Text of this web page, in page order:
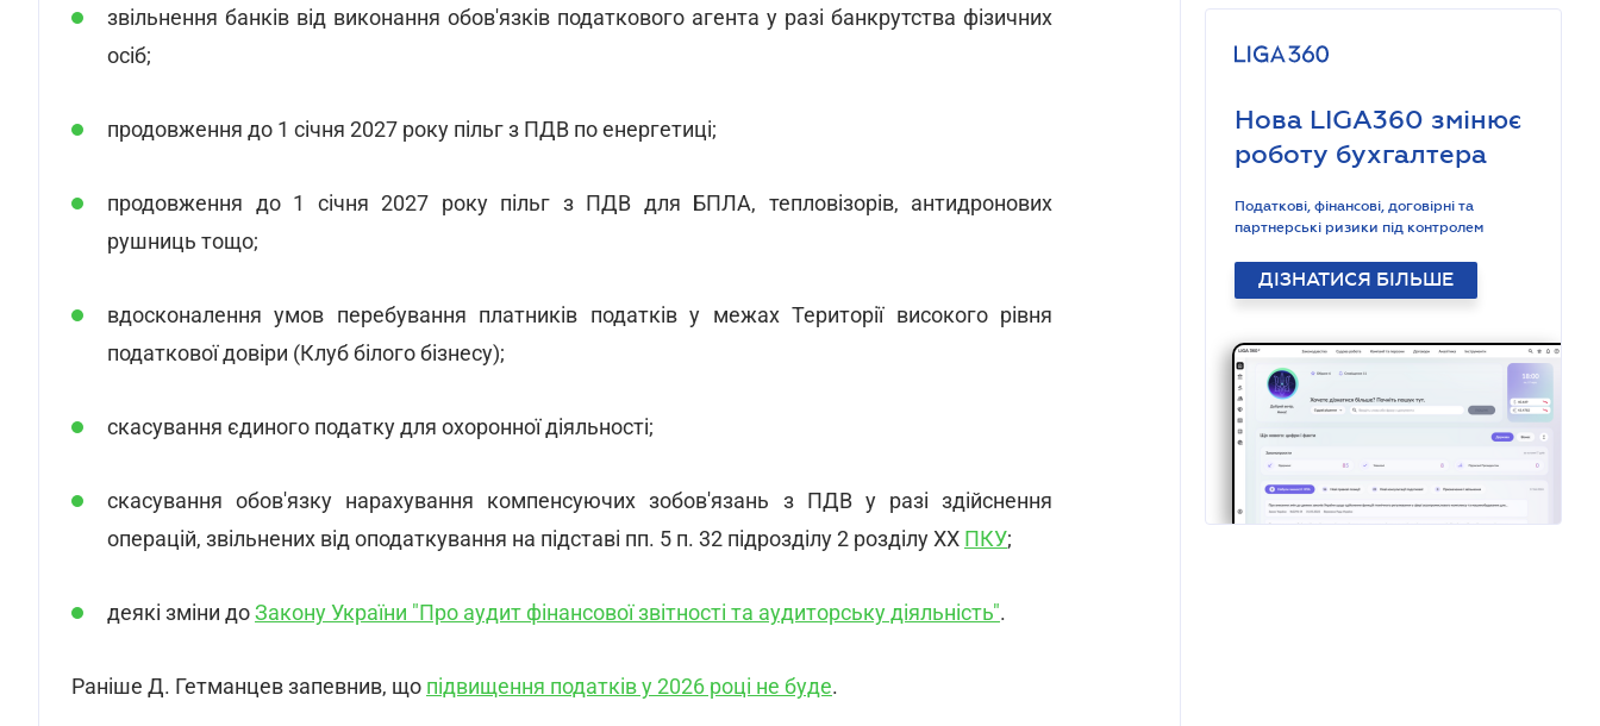
звільнення банків від виконання обов'язків податкового агента у разі банкрутства фізичних
осіб;
продовження до 1 січня 2027 року пільг з ПДВ по енергетиці;
продовження до 1 січня 2027 року пільг з ПДВ для БПЛА, тепловізорів, антидронових
рушниць тощо;
вдосконалення умов перебування платників податків у межах Території високого рівня
податкової довіри (Клуб білого бізнесу);
скасування єдиного податку для охоронної діяльності;
скасування обов'язку нарахування компенсуючих зобов'язань з ПДВ у разі здійснення
операцій, звільнених від оподаткування на підставі пп. 5 п. 32 підрозділу 2 розділу ХХ ПКУ;
деякі зміни доЗакону України "Про аудит фінансової звітності та аудиторську діяльність".
Раніше Д. Гетманцев запевнив, що підвищення податків у 2026 році не буде.
Нова LIGA360 змінює
роботу бухгалтера
Податкові, фінансові, договірні та
партнерські ризики під контролем
ДІЗНАТИСЯ БІЛЬШЕ